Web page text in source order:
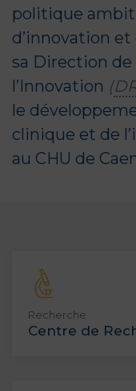
politique
d’innovation
sa Direction de
l’Innovation (
le
clinique et de
au CHU de
Recherche
Centre de